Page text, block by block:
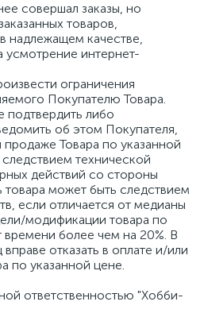
совершал заказы, но
товаров,
надлежащем качестве,
интернет-
ограничения
Покупателю Товара.
подтвердить либо
об этом Покупателя,
продаже Товара по указанной
технической
действий со стороны
товара может быть следствием
если отличается от медианы
модификации товара по
более чем на 20%. В
отказать в оплате и/или
по указанной цене.
ответственностью "Хобби-